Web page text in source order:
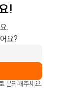
!
.
요?
문의해주세요.